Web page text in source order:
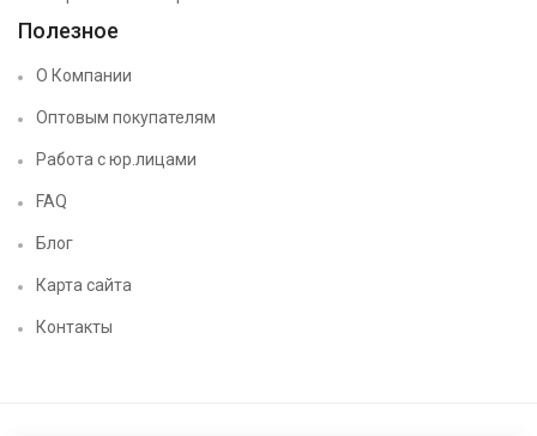
Полезное
О Компании
Оптовым покупателям
Работа с юр.лицами
FAQ
Блог
Карта сайта
Контакты